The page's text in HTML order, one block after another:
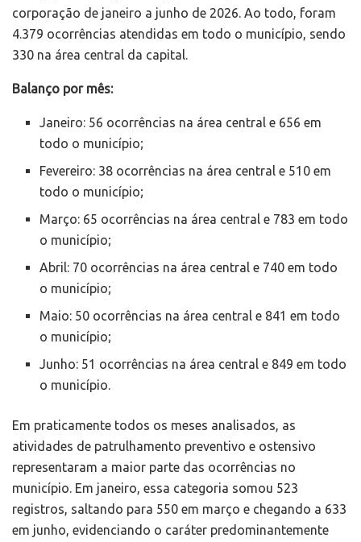
corporação de janeiro a junho de 2026. Ao todo, foram
4.379 ocorrências atendidas em todo o município, sendo
330 na área central da capital.
Balanço por mês:
Janeiro: 56 ocorrências na área central e 656 em
todo o município;
Fevereiro: 38 ocorrências na área central e 510 em
todo o município;
Março: 65 ocorrências na área central e 783 em todo
o município;
Abril: 70 ocorrências na área central e 740 em todo
o município;
Maio: 50 ocorrências na área central e 841 em todo
o município;
⁠Junho: 51 ocorrências na área central e 849 em todo
o município.
Em praticamente todos os meses analisados, as
atividades de patrulhamento preventivo e ostensivo
representaram a maior parte das ocorrências no
município. Em janeiro, essa categoria somou 523
registros, saltando para 550 em março e chegando a 633
em junho, evidenciando o caráter predominantemente